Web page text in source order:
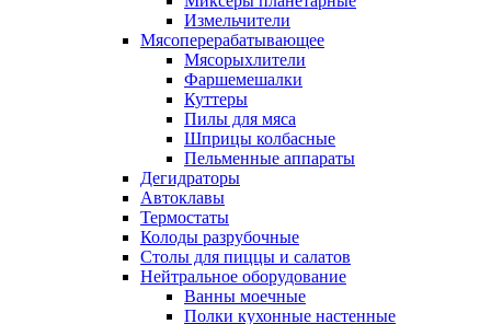
Измельчители
Мясоперерабатывающее
Мясорыхлители
Фаршемешалки
Куттеры
Пилы для мяса
Шприцы колбасные
Пельменные аппараты
Дегидраторы
Автоклавы
Термостаты
Колоды разрубочные
Столы для пиццы и салатов
Нейтральное оборудование
Ванны моечные
Полки кухонные настенные